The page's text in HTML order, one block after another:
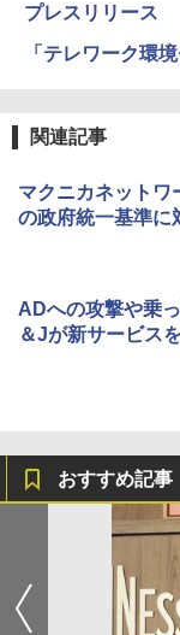
プレスリリース
「テレワーク環
関連記事
マクニカネットワ
の政府統一基準に
ADへの攻撃や乗
＆Jが新サービス
おすすめ記事